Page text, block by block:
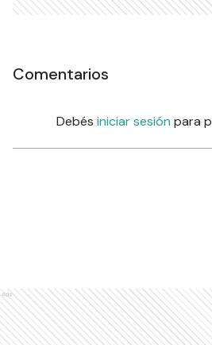
Comentarios
Debés iniciar sesión para
Ads